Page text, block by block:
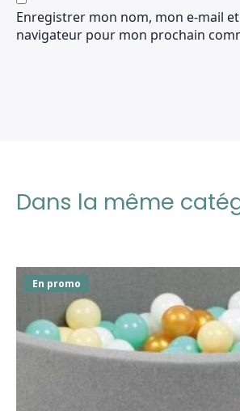
Enregistrer mon nom, mon e-mail
navigateur pour mon prochain
Dans la même
En promo